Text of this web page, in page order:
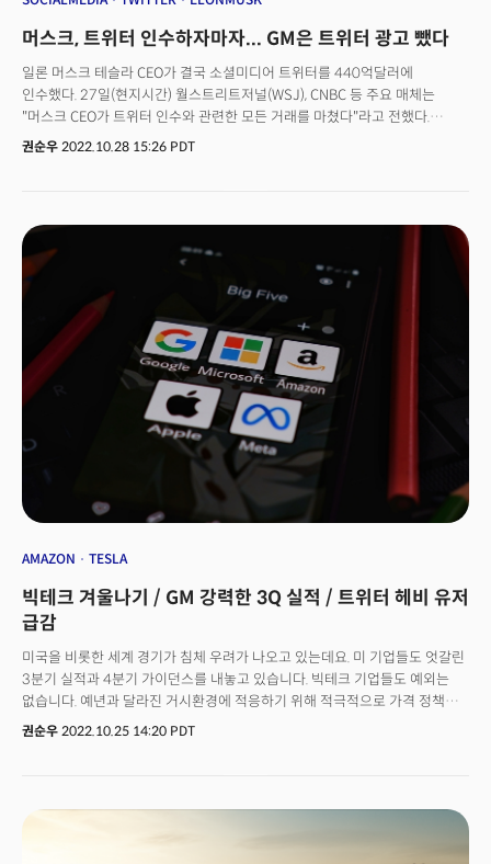
머스크, 트위터 인수하자마자... GM은 트위터 광고 뺐다
일론 머스크 테슬라 CEO가 결국 소셜미디어 트위터를 440억달러에
인수했다. 27일(현지시간) 월스트리트저널(WSJ), CNBC 등 주요 매체는
"머스크 CEO가 트위터 인수와 관련한 모든 거래를 마쳤다"라고 전했다.
머스크는 28일 오후 2시 트윗을 통해 인수 사실을 확인했다. 그는 트윗에서
언급한 이후 약 6개월 만에 인수를 완료하게 됐다. 지난 7월 트위터의 가짜
계정과 관련해 인수 번복 의사를 밝히기도 했으나 결국 엔딩은 인수 완료로
마무리지어졌다. 머스크 산하의 트위터는 어떤 변화를 맞게 될까. 시장과
업계의 반응은 어땠을까.
권순우 2022.10.28 15:26 PDT
AMAZON TESLA
빅테크 겨울나기 / GM 강력한 3Q 실적 / 트위터 헤비 유저
급감
미국을 비롯한 세계 경기가 침체 우려가 나오고 있는데요. 미 기업들도 엇갈린
3분기 실적과 4분기 가이던스를 내놓고 있습니다. 빅테크 기업들도 예외는
없습니다. 예년과 달라진 거시환경에 적응하기 위해 적극적으로 가격 정책을
변경하거나 비용을 줄이는 등 자구 노력을 펴고 있습니다. 우선 기업들의 가격
세계 최대 자동차 시장인 중국에서 수요 감소가 예상되면서 처음으로 가격을
권순우 2022.10.25 14:20 PDT